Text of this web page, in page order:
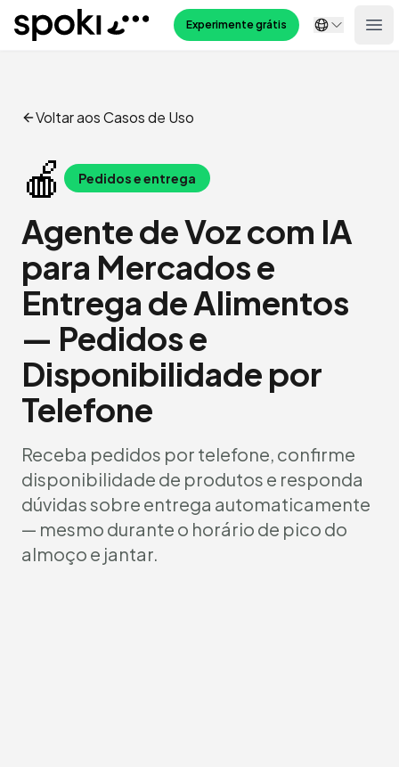
Spoki Experimente grátis
Voltar aos Casos de Uso
🍎 Pedidos e entrega
Agente de Voz com IA
para Mercados e
Entrega de Alimentos
— Pedidos e
Disponibilidade por
Telefone
Receba pedidos por telefone, confirme
disponibilidade de produtos e responda
dúvidas sobre entrega automaticamente
— mesmo durante o horário de pico do
almoço e jantar.